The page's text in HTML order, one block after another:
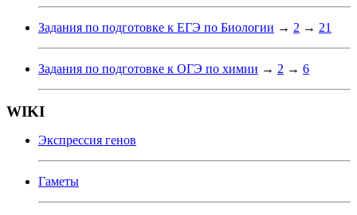
Задания по подготовке к ЕГЭ по Биологии → 2 → 21
Задания по подготовке к ОГЭ по химии → 2 → 6
WIKI
Экспрессия генов
Гаметы